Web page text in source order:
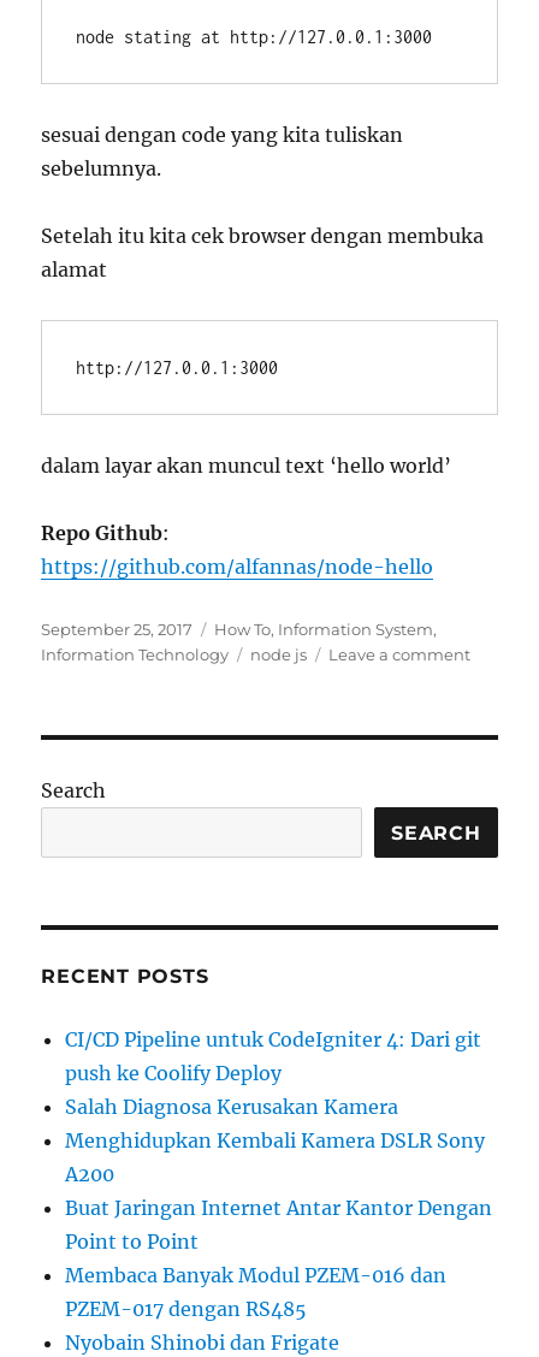
node stating at http://127.0.0.1:3000
sesuai dengan code yang kita tuliskan
sebelumnya.
Setelah itu kita cek browser dengan membuka
alamat
http://127.0.0.1:3000
dalam layar akan muncul text ‘hello world’
Repo Github:
https://github.com/alfannas/node-hello
Posted
on
September 25, 2017 Categories
How To, Information System,
Information Technology
Tags
node js Leave a commenton
Search
SEARCH
RECENT POSTS
CI/CD Pipeline untuk CodeIgniter 4: Dari git
push ke Coolify Deploy
Salah Diagnosa Kerusakan Kamera
Menghidupkan Kembali Kamera DSLR Sony
A200
Buat Jaringan Internet Antar Kantor Dengan
Point to Point
Membaca Banyak Modul PZEM-016 dan
PZEM-017 dengan RS485
Nyobain Shinobi dan Frigate